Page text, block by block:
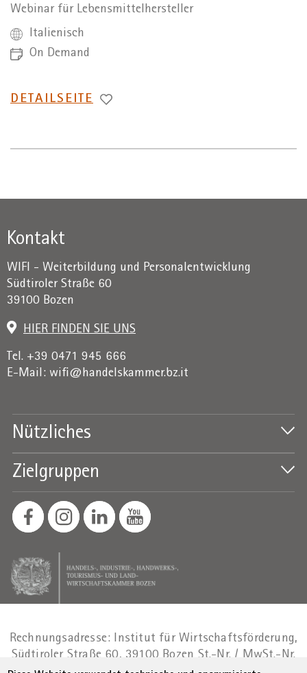
Webinar für Lebensmittelhersteller
Italienisch
On Demand
WECHSEL
DETAILSEITE
Kontakt
WIFI - Weiterbildung und Personalentwicklung
Südtiroler Straße 60
39100 Bozen
HIER FINDEN SIE UNS
Tel. +39 0471 945 666
E-Mail: wifi@handelskammer.bz.it
Nützliches
Zielgruppen
Rechnungsadresse: Institut für Wirtschaftsförderung,
Südtiroler Straße 60, 39100 Bozen St.-Nr. / MwSt.-Nr.